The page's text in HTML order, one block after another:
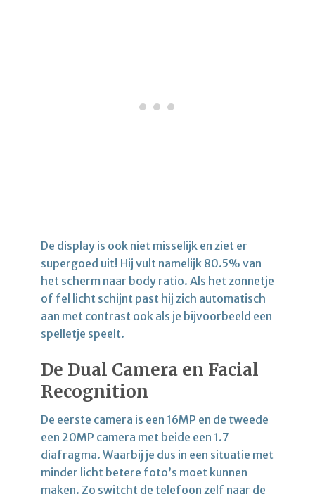
De display is ook niet misselijk en ziet er
supergoed uit! Hij vult namelijk 80.5% van
het scherm naar body ratio. Als het zonnetje
of fel licht schijnt past hij zich automatisch
aan met contrast ook als je bijvoorbeeld een
spelletje speelt.
De Dual Camera en Facial
Recognition
De eerste camera is een 16MP en de tweede
een 20MP camera met beide een 1.7
diafragma. Waarbij je dus in een situatie met
minder licht betere foto’s moet kunnen
maken. Zo switcht de telefoon zelf naar de